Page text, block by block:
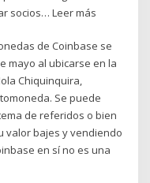
socios… Leer más
de Coinbase se
mayo al ubicarse en la
Chiquinquira,
Se puede
de referidos o bien
valor bajes y vendiendo
en sí no es una